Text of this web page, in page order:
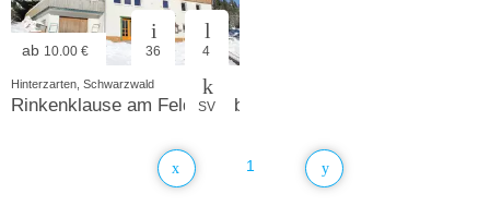
ab 10.00 € 36 4
SV
Hinterzarten, Schwarzwald
Rinkenklause am Feldberg bei Freiburg
1